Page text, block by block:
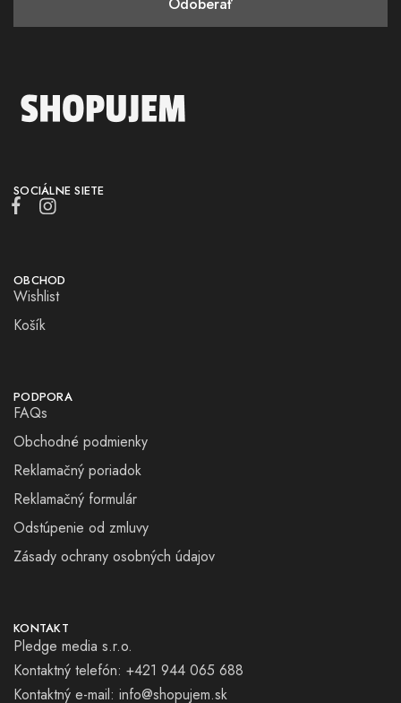
SOCIÁLNE SIETE
OBCHOD
Wishlist
Košík
PODPORA
FAQs
Obchodné podmienky
Reklamačný poriadok
Reklamačný formulár
Odstúpenie od zmluvy
Zásady ochrany osobných údajov
KONTAKT
Pledge media s.r.o.
Kontaktný telefón: +421 944 065 688
Kontaktný e-mail: info@shopujem.sk